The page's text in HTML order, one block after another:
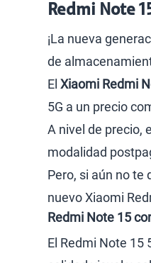
Redmi Note
¡La nueva
de
El Xiaomi Redmi
5G a un precio
A nivel de precio,
modalidad
Pero, si aún no te
nuevo Xiaomi
Redmi Note 15
El Redmi Note 15